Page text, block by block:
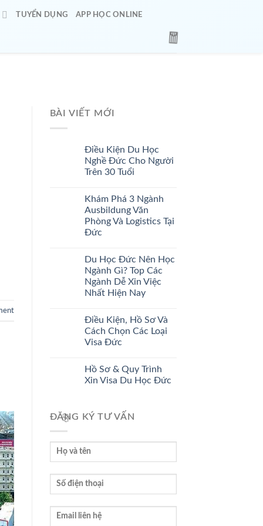
TUYỂN DỤNG APP HỌC ONLINE
BÀI VIẾT MỚI
Điều Kiện Du Học
Nghề Đức Cho Người
Trên 30 Tuổi
Khám Phá 3 Ngành
Ausbildung Văn
Phòng Và Logistics Tại
Đức
Du Học Đức Nên Học
Ngành Gì? Top Các
Ngành Dễ Xin Việc
Nhất Hiện Nay
Điều Kiện, Hồ Sơ Và
Cách Chọn Các Loại
Visa Đức
Hồ Sơ & Quy Trình
Xin Visa Du Học Đức
ĐĂNG KÝ TƯ VẤN